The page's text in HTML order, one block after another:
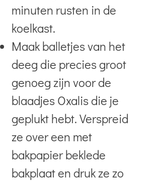
minuten rusten in de
koelkast.
Maak balletjes van het
deeg die precies groot
genoeg zijn voor de
blaadjes Oxalis die je
geplukt hebt. Verspreid
ze over een met
bakpapier beklede
bakplaat en druk ze zo